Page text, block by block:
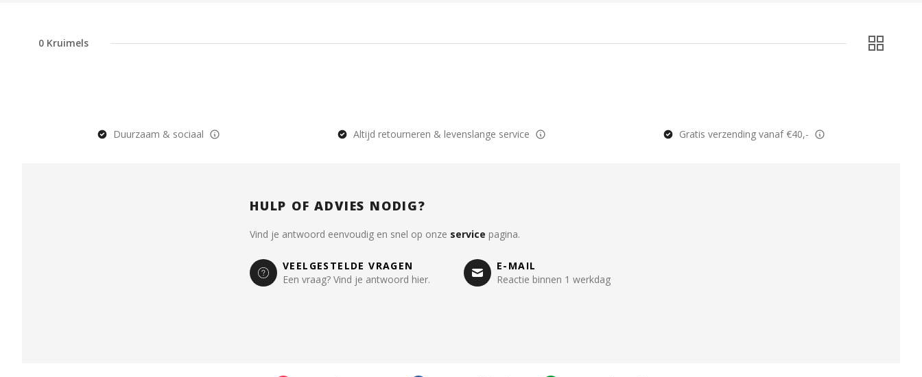
0 Kruimels
Duurzaam & sociaal Altijd retourneren & levenslange service Gratis verzending vanaf €40,-
HULP OF ADVIES NODIG?
Vind je antwoord eenvoudig en snel op onze service pagina.
VEELGESTELDE VRAGEN
Een vraag? Vind je antwoord hier.
E-MAIL
Reactie binnen 1 werkdag